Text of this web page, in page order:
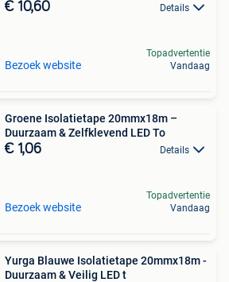
€ 10,60 Details
Bezoek website
Topadvertentie
Vandaag
Groene Isolatietape 20mmx18m –
Duurzaam & Zelfklevend LED To
€ 1,06 Details
Bezoek website
Topadvertentie
Vandaag
Yurga Blauwe Isolatietape 20mmx18m -
Duurzaam & Veilig LED t